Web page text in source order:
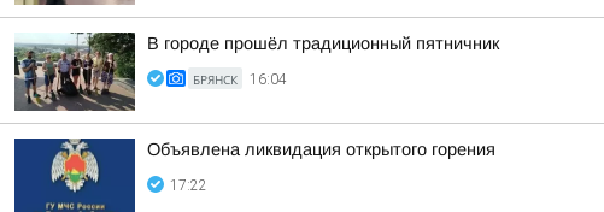
В городе прошёл традиционный пятничник
БРЯНСК 16:04
Объявлена ликвидация открытого горения
17:22